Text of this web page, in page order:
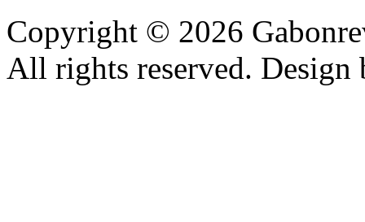
Copyright © 2026
All rights reserved.